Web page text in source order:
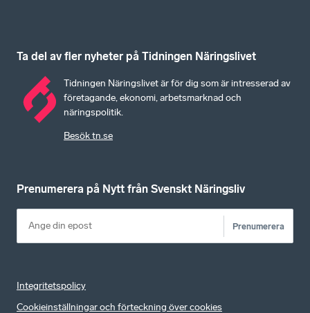
Ta del av fler nyheter på Tidningen Näringslivet
Tidningen Näringslivet är för dig som är intresserad av
företagande, ekonomi, arbetsmarknad och
näringspolitik.
Besök tn.se
Prenumerera på Nytt från Svenskt Näringsliv
Prenumerera
Integritetspolicy
Cookieinställningar och förteckning över cookies